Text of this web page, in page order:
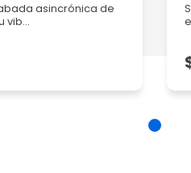
asincrónica de
vib...